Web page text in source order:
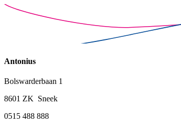
Antonius
Bolswarderbaan 1
8601 ZK Sneek
0515 488 888